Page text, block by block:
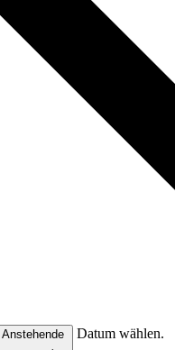
Anstehende Datum wählen.